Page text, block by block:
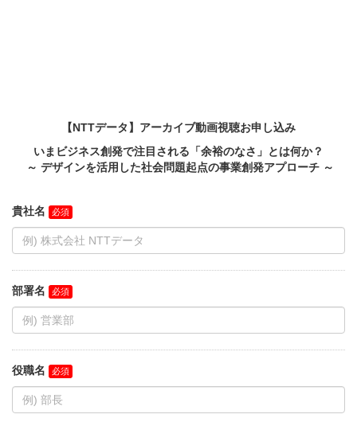
【NTTデータ】アーカイブ動画視聴お申し込み
いまビジネス創発で注目される「余裕のなさ」とは何か？
～ デザインを活用した社会問題起点の事業創発アプローチ ～
貴社名
部署名
役職名